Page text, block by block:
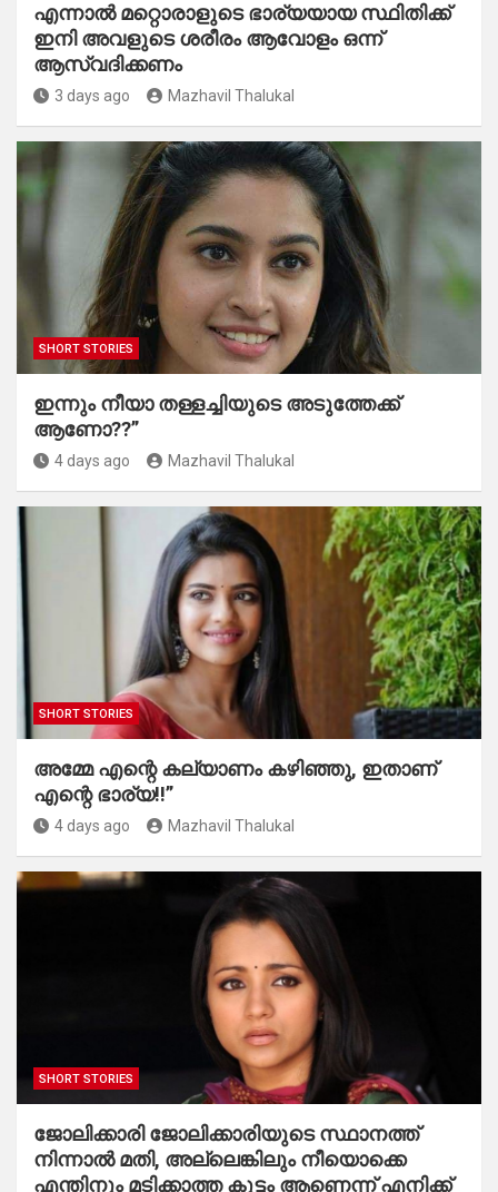
എന്നാൽ മറ്റൊരാളുടെ ഭാര്യയായ സ്ഥിതിക്ക്
ഇനി അവളുടെ ശരീരം ആവോളം ഒന്ന്
ആസ്വദിക്കണം
3 days ago Mazhavil Thalukal
SHORT STORIES
ഇന്നും നീയാ തള്ളച്ചിയുടെ അടുത്തേക്ക്
ആണോ??”
4 days ago Mazhavil Thalukal
SHORT STORIES
അമ്മേ എന്റെ കല്യാണം കഴിഞ്ഞു, ഇതാണ്
എന്റെ ഭാര്യ!!”
4 days ago Mazhavil Thalukal
SHORT STORIES
ജോലിക്കാരി ജോലിക്കാരിയുടെ സ്ഥാനത്ത്
നിന്നാൽ മതി, അല്ലെങ്കിലും നീയൊക്കെ
എന്തിനും മടിക്കാത്ത കൂട്ടം ആണെന്ന് എനിക്ക്